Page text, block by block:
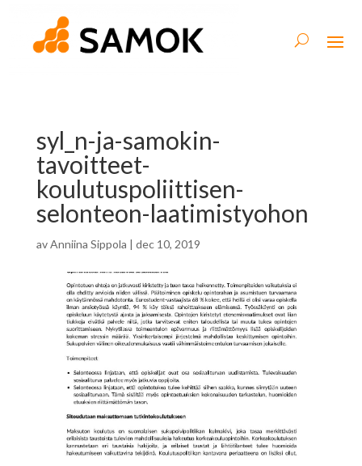
syl_n-ja-samokin-
tavoitteet-
koulutuspoliittisen-
selonteon-laatimistyohon
avAnniina Sippola | dec 10, 2019